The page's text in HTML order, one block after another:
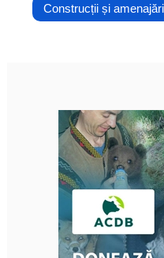
Construcții și amenajări